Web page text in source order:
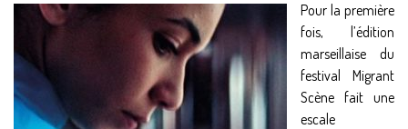
Pour la première
fois, l’édition
marseillaise du
festival Migrant
Scène fait une
escale